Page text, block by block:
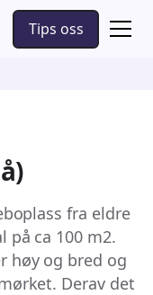
Tips oss
fra eldre
på ca 100 m2.
høy og bred og
Derav det